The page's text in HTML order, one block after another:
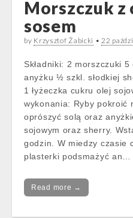
Morszczuk z
sosem
by Krzysztof Żabicki •22
Składniki: 2 morszczuki
anyżku ½ szkl. słodkiej
1 łyżeczka cukru olej
wykonania: Ryby pokroić
oprószyć solą oraz
sojowym oraz sherry.
godzin. W miedzy czasie
plasterki podsmażyć an…
Read more →